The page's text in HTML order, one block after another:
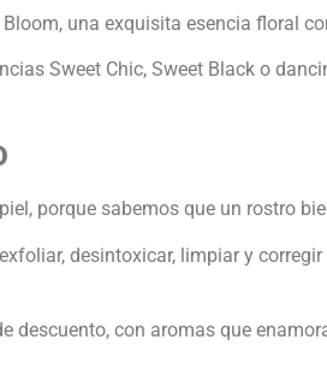
una exquisita esencia floral
Sweet Chic, Sweet Black o
porque sabemos que un rostro
desintoxicar, limpiar y
descuento, con aromas que